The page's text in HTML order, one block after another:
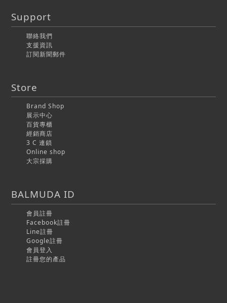
Store
Brand Shop
展示中心
百貨專櫃
經銷商店
3 C 連鎖
Online shop
大宗採購
BALMUDA ID
會員註冊
Facebook註冊
Line註冊
Google註冊
會員登入
註冊您的產品
Support
聯絡我們
支援資訊
訂閱新聞郵件